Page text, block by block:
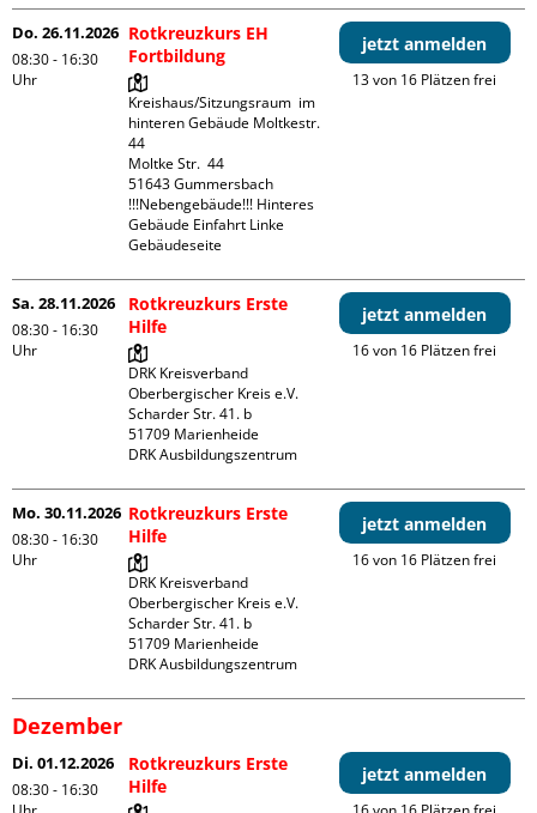
Do. 26.11.2026
08:30 - 16:30
Uhr
Rotkreuzkurs EH
Fortbildung
Kreishaus/Sitzungsraum  im
hinteren Gebäude Moltkestr.
44
Moltke Str.  44
51643 Gummersbach
!!!Nebengebäude!!! Hinteres
Gebäude Einfahrt Linke
Gebäudeseite
jetzt anmelden
13 von 16 Plätzen frei
Sa. 28.11.2026
08:30 - 16:30
Uhr
Rotkreuzkurs Erste
Hilfe
DRK Kreisverband
Oberbergischer Kreis e.V.
Scharder Str. 41. b
51709 Marienheide
DRK Ausbildungszentrum
jetzt anmelden
16 von 16 Plätzen frei
Mo. 30.11.2026
08:30 - 16:30
Uhr
Rotkreuzkurs Erste
Hilfe
DRK Kreisverband
Oberbergischer Kreis e.V.
Scharder Str. 41. b
51709 Marienheide
DRK Ausbildungszentrum
jetzt anmelden
16 von 16 Plätzen frei
Dezember
Di. 01.12.2026
08:30 - 16:30
Rotkreuzkurs Erste
Hilfe
jetzt anmelden